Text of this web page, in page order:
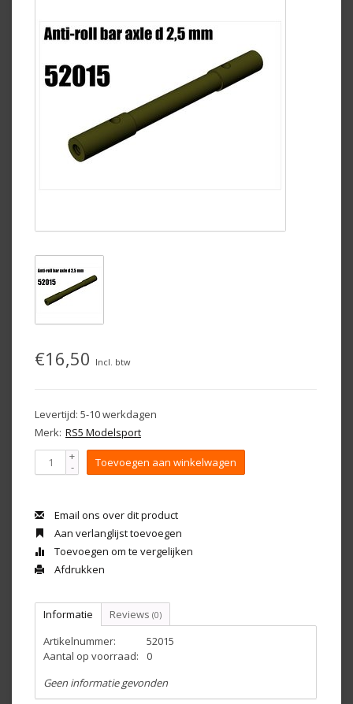
€16,50 Incl. btw
Levertijd: 5-10 werkdagen
Merk: RS5 Modelsport
+
- Toevoegen aan winkelwagen
Email ons over dit product
Aan verlanglijst toevoegen
Toevoegen om te vergelijken
Afdrukken
Informatie Reviews (0)
Artikelnummer:
52015
Aantal op voorraad:
0
Geen informatie gevonden